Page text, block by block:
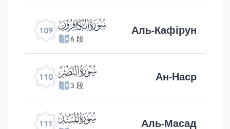
109 ﰚ
6 段 Аль-Кафірун
110 ﰛ
3 段 Ан-Наср
111 ﰜ Аль-Масад